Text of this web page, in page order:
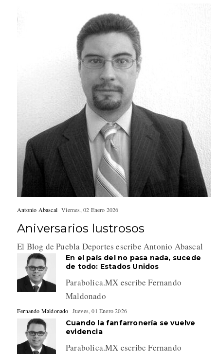
Antonio Abascal Viernes, 02 Enero 2026
Aniversarios lustrosos
El Blog de Puebla Deportes escribe Antonio Abascal
En el país del no pasa nada, sucede
de todo: Estados Unidos
Parabolica.MX escribe Fernando
Maldonado
Fernando Maldonado Jueves, 01 Enero 2026
Cuando la fanfarronería se vuelve
evidencia
Parabolica.MX escribe Fernando